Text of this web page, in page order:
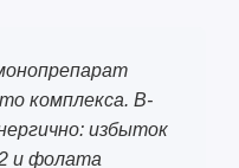
комплекса. B-
избыток
и фолата